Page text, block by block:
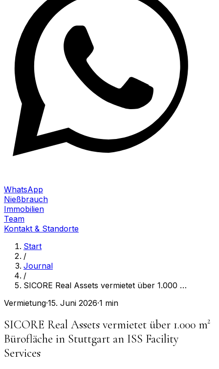
WhatsApp
Nießbrauch
Immobilien
Team
Kontakt & Standorte
Start
/
Journal
/
SICORE Real Assets vermietet über 1.000 …
Vermietung·15. Juni 2026·1 min
SICORE Real Assets vermietet über 1.000 m²
Bürofläche in Stuttgart an ISS Facility
Services